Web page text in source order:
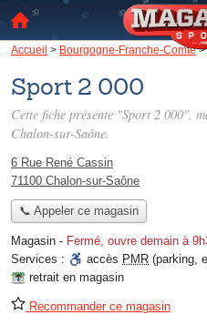
Accueil > Bourgogne-Franche-Comté>
Sport 2 000
Cette fiche présente "Sport 2 000",
Chalon-sur-Saône.
6 Rue René Cassin
71100 Chalon-sur-Saône
📞 Appeler ce magasin
Magasin - Fermé, ouvre demain à
Services :
accès PMR (parking,
retrait en magasin
Recommander ce magasin